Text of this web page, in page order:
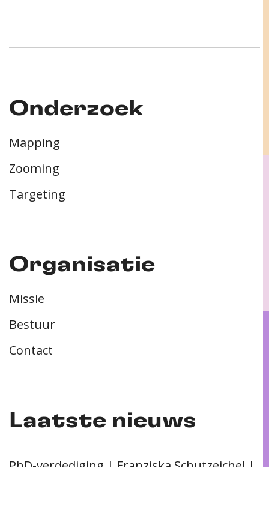
Onderzoek
Mapping
Zooming
Targeting
Organisatie
Missie
Bestuur
Contact
Laatste nieuws
PhD-verdediging | Franziska Schutzeichel |